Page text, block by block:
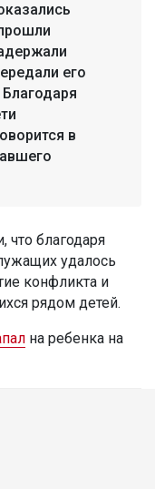
его
в
что благодаря
удалось
конфликта и
рядом детей.
на ребенка на